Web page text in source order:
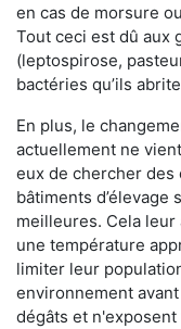
en cas de morsure
Tout ceci est dû aux
(leptospirose,
bactéries qu’ils
En plus, le
actuellement ne
eux de chercher des
bâtiments
meilleures. Cela
une température
limiter leur
environnement
dégâts et